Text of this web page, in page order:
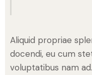
Aliquid propriae
docendi, eu cum
voluptatibus nam